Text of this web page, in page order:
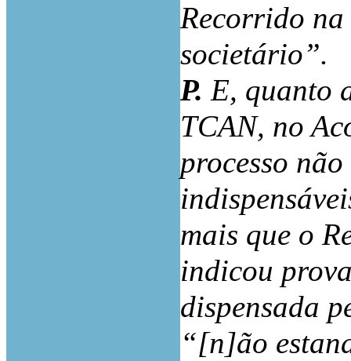
Recorrido
societário”.
P.E, quanto
TCAN, no
processo
mais que o
indicou
dispensada
“[n]ão